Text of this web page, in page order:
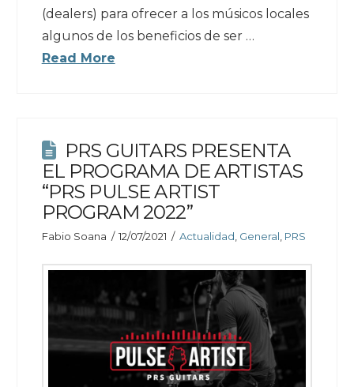
(dealers) para ofrecer a los músicos locales
algunos de los beneficios de ser …
Read More
PRS GUITARS PRESENTA
EL PROGRAMA DE ARTISTAS
“PRS PULSE ARTIST
PROGRAM 2022”
Fabio Soana 12/07/2021 Actualidad General PRS